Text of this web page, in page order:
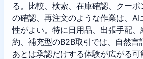
る。比較、検索、在庫確認、クー
の確認、再注文のような作業は、AI
性がよい。特に日用品、出張手配、
約、補充型のB2B取引では、自然言
あとは承認だけする体験が広がる可